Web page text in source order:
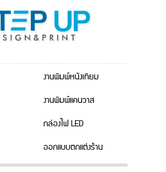
งานพิมพ์หนังเทียม
งานพิมพ์แคนวาส
กล่องไฟ LED
ออกแบบตกแต่งร้าน